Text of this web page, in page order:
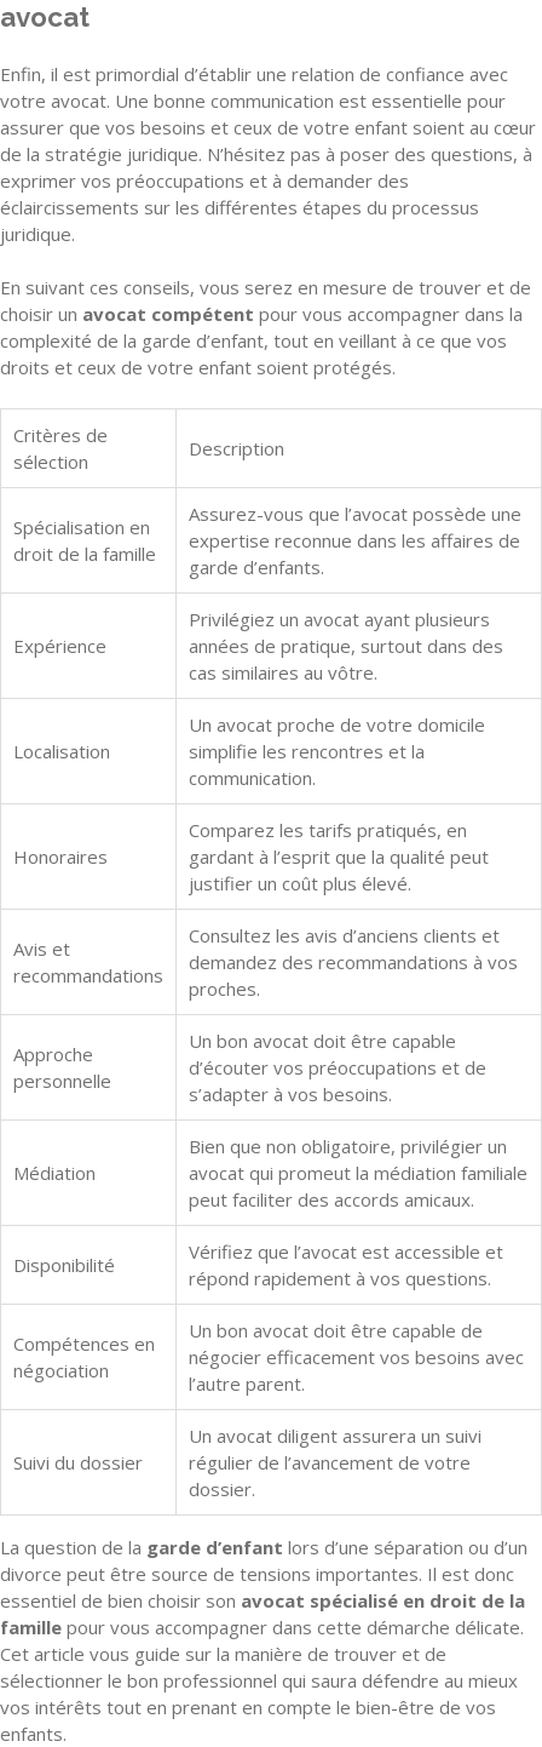
avocat
Enfin, il est primordial d’établir une relation de confiance avec
votre avocat. Une bonne communication est essentielle pour
assurer que vos besoins et ceux de votre enfant soient au cœur
de la stratégie juridique. N’hésitez pas à poser des questions, à
exprimer vos préoccupations et à demander des
éclaircissements sur les différentes étapes du processus
juridique.
En suivant ces conseils, vous serez en mesure de trouver et de
choisir un avocat compétent pour vous accompagner dans la
complexité de la garde d’enfant, tout en veillant à ce que vos
droits et ceux de votre enfant soient protégés.
Critères de
sélection
Description
Spécialisation en
droit de la famille
Assurez-vous que l’avocat possède une
expertise reconnue dans les affaires de
garde d’enfants.
Expérience
Privilégiez un avocat ayant plusieurs
années de pratique, surtout dans des
cas similaires au vôtre.
Localisation
Un avocat proche de votre domicile
simplifie les rencontres et la
communication.
Honoraires
Comparez les tarifs pratiqués, en
gardant à l’esprit que la qualité peut
justifier un coût plus élevé.
Avis et
recommandations
Consultez les avis d’anciens clients et
demandez des recommandations à vos
proches.
Approche
personnelle
Un bon avocat doit être capable
d’écouter vos préoccupations et de
s’adapter à vos besoins.
Médiation
Bien que non obligatoire, privilégier un
avocat qui promeut la médiation familiale
peut faciliter des accords amicaux.
Disponibilité
Vérifiez que l’avocat est accessible et
répond rapidement à vos questions.
Compétences en
négociation
Un bon avocat doit être capable de
négocier efficacement vos besoins avec
l’autre parent.
Suivi du dossier
Un avocat diligent assurera un suivi
régulier de l’avancement de votre
dossier.
La question de la garde d’enfant lors d’une séparation ou d’un
divorce peut être source de tensions importantes. Il est donc
essentiel de bien choisir son avocat spécialisé en droit de la
famille pour vous accompagner dans cette démarche délicate.
Cet article vous guide sur la manière de trouver et de
sélectionner le bon professionnel qui saura défendre au mieux
vos intérêts tout en prenant en compte le bien-être de vos
enfants.